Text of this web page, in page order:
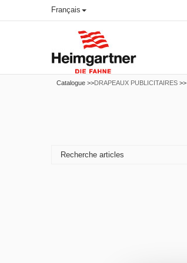
Français
Catalogue >>DRAPEAUX PUBLICITAIRES >>